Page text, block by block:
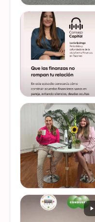
Felices de haber sido
invitadas, por cuarto año
consecutivo, a participar en
la Global Money Week, una
iniciativa que impulsa la
educación f…
VER EN
INSTAGRAM
@lucyquiroga tuvo la
oportunidad de conversar
con la gran Ilana Sod, en el
#podcast Consejo Capital
de @scotiabankmx Gracias
por la invitac…
VER EN
INSTAGRAM
De cuando te toca ser la
entrevistada. Un placer
platicar con Esther Luiselli